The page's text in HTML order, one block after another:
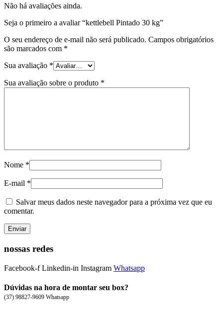
Não há avaliações ainda.
Seja o primeiro a avaliar “kettlebell Pintado 30 kg”
O seu endereço de e-mail não será publicado. Campos obrigatórios
são marcados com *
Sua avaliação *
Sua avaliação sobre o produto *
Nome *
E-mail *
Salvar meus dados neste navegador para a próxima vez que eu
comentar.
nossas redes
Facebook-f Linkedin-in Instagram Whatsapp
Dúvidas na hora de montar seu box?
(37) 98827-9609 Whatsapp